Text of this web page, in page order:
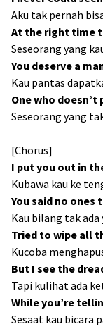
Aku tak pernah
At the right time
Seseorang yang
You deserve a
Kau pantas
One who
Seseorang yang
[Chorus]
I put you out in
Kubawa kau ke
You said no ones
Kau bilang tak
Tried to wipe all
Kucoba
But I see the
Tapi kulihat ada
While you’re
Sesaat kau bicara